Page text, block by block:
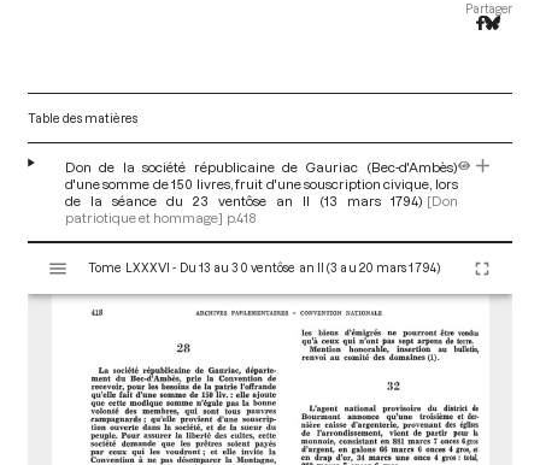
Partager
Table des matières
Don de la société républicaine de Gauriac (Bec-d'Ambès)
d'une somme de 150 livres, fruit d'une souscription civique, lors
de la séance du 23 ventôse an II (13 mars 1794) [Don
patriotique et hommage] p.418
s
Tome LXXXVI - Du 13 au 30 ventôse an II (3 au 20 mars 1794)